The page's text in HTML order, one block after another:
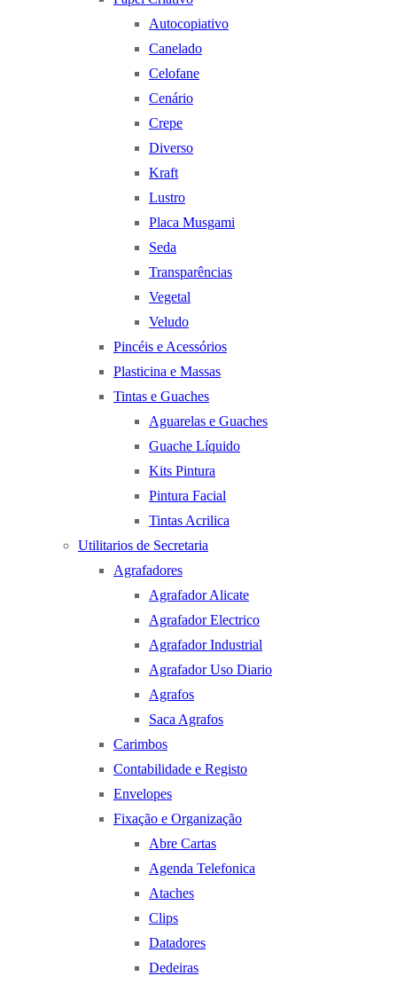
Autocopiativo
Canelado
Celofane
Cenário
Crepe
Diverso
Kraft
Lustro
Placa Musgami
Seda
Transparências
Vegetal
Veludo
Pincéis e Acessórios
Plasticina e Massas
Tintas e Guaches
Aguarelas e Guaches
Guache Líquido
Kits Pintura
Pintura Facial
Tintas Acrilica
Utilitarios de Secretaria
Agrafadores
Agrafador Alicate
Agrafador Electrico
Agrafador Industrial
Agrafador Uso Diario
Agrafos
Saca Agrafos
Carimbos
Contabilidade e Registo
Envelopes
Fixação e Organização
Abre Cartas
Agenda Telefonica
Ataches
Clips
Datadores
Dedeiras